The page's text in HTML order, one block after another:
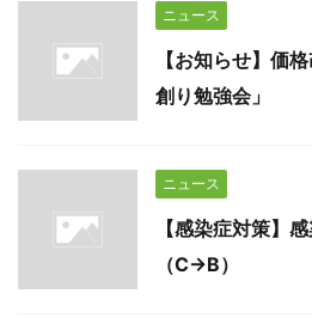
ニュース
【お知らせ】価
創り勉強会」
ニュース
【感染症対策】
（C→B）